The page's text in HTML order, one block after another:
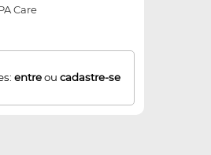
Care
entreou cadastre-se